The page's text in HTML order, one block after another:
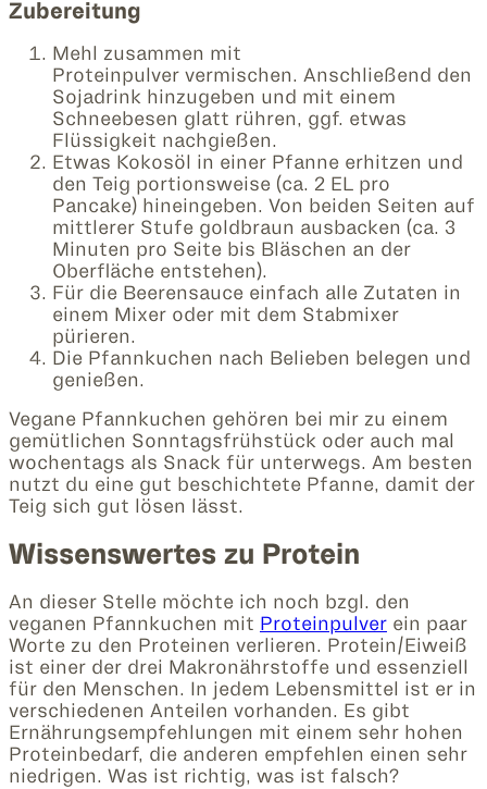
Zubereitung
Mehl zusammen mit
Proteinpulver vermischen. Anschließend den
Sojadrink hinzugeben und mit einem
Schneebesen glatt rühren, ggf. etwas
Flüssigkeit nachgießen.
Etwas Kokosöl in einer Pfanne erhitzen und
den Teig portionsweise (ca. 2 EL pro
Pancake) hineingeben. Von beiden Seiten auf
mittlerer Stufe goldbraun ausbacken (ca. 3
Minuten pro Seite bis Bläschen an der
Oberfläche entstehen).
Für die Beerensauce einfach alle Zutaten in
einem Mixer oder mit dem Stabmixer
pürieren.
Die Pfannkuchen nach Belieben belegen und
genießen.
Vegane Pfannkuchen gehören bei mir zu einem
gemütlichen Sonntagsfrühstück oder auch mal
wochentags als Snack für unterwegs. Am besten
nutzt du eine gut beschichtete Pfanne, damit der
Teig sich gut lösen lässt.
Wissenswertes zu Protein
An dieser Stelle möchte ich noch bzgl. den
veganen Pfannkuchen mit Proteinpulver ein paar
Worte zu den Proteinen verlieren. Protein/Eiweiß
ist einer der drei Makronährstoffe und essenziell
für den Menschen. In jedem Lebensmittel ist er in
verschiedenen Anteilen vorhanden. Es gibt
Ernährungsempfehlungen mit einem sehr hohen
Proteinbedarf, die anderen empfehlen einen sehr
niedrigen. Was ist richtig, was ist falsch?